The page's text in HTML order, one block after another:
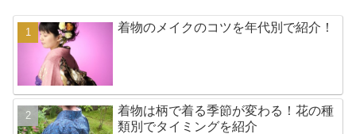
着物のメイクのコツを年代別で紹介！
着物は柄で着る季節が変わる！花の種
類別でタイミングを紹介